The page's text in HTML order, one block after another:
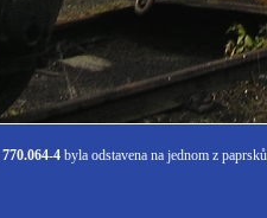
770.064-4 byla odstavena na jednom z